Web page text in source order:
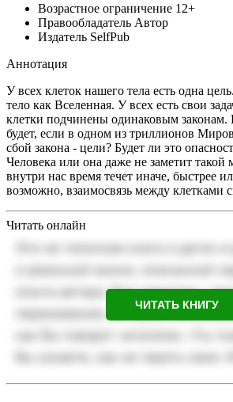
Возрастное ограничение 12+
Правообладатель Автор
Издатель SelfPub
Аннотация
У всех клеток нашего тела есть одна
тело как Вселенная. У всех есть свои
клетки подчинены одинаковым законам.
будет, если в одном из триллионов
сбой закона - цели? Будет ли это
Человека или она даже не заметит
внутри нас время течет иначе, быстрее
возможно, взаимосвязь между клетками
Читать онлайн
ЧИТАТЬ КНИГУ